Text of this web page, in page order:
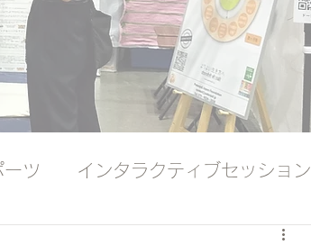
ーツ インタラクティブセッション